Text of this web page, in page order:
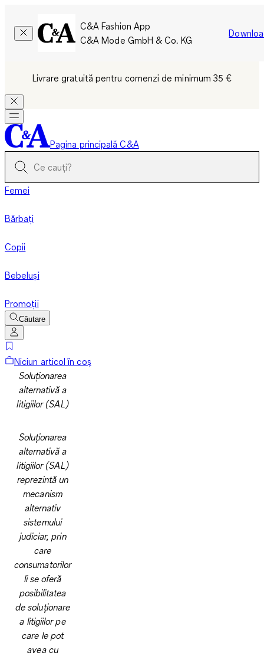
C&A Fashion App
C&A Mode GmbH & Co. KG
Livrare gratuită pentru comenzi de minimum 35 €
Pagina principală C&A
Femei
Bărbați
Copii
Bebeluși
Promoții
Căutare
Niciun articol în coș
Soluționarea
alternativă a
litigiilor (SAL)
Soluționarea
alternativă a
litigiilor (SAL)
reprezintă un
mecanism
alternativ
sistemului
judiciar, prin
care
consumatorilor
li se oferă
posibilitatea
de soluționare
a litigiilor pe
care le pot
avea cu